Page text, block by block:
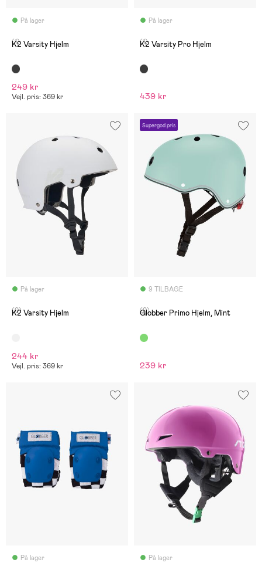
På lager
(1)
K2 Varsity Hjelm
249 kr
Vejl. pris: 369 kr
På lager
(1)
K2 Varsity Pro Hjelm
439 kr
På lager
(0)
K2 Varsity Hjelm
244 kr
Vejl. pris: 369 kr
Supergod pris
9 TILBAGE
(0)
Globber Primo Hjelm, Mint
239 kr
På lager På lager